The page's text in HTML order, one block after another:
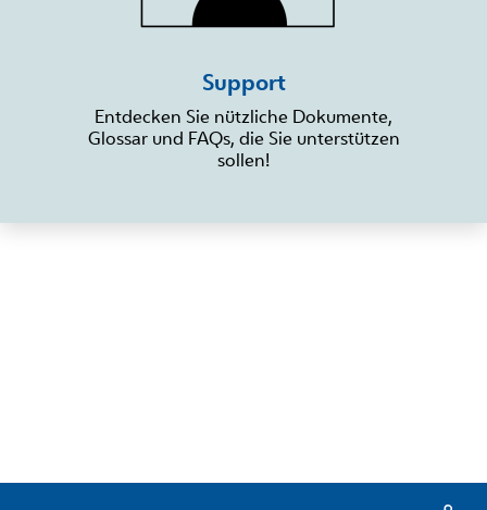
Support
Entdecken Sie nützliche Dokumente,
Glossar und FAQs, die Sie unterstützen
sollen!